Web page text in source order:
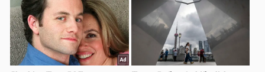
THẾ
GIỚI